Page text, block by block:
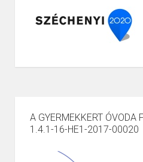
A GYERMEKKERT ÓVODA
1.4.1-16-HE1-2017-00020